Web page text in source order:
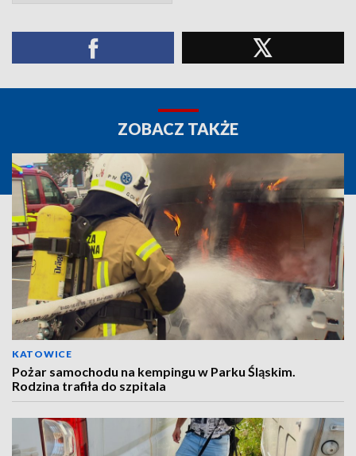
ZOBACZ TAKŻE
KATOWICE
Pożar samochodu na kempingu w Parku Śląskim.
Rodzina trafiła do szpitala